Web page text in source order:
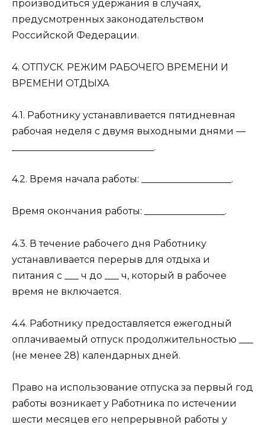
производиться удержания в случаях,
предусмотренных законодательством
Российской Федерации.
4. ОТПУСК. РЕЖИМ РАБОЧЕГО ВРЕМЕНИ И
ВРЕМЕНИ ОТДЫХА
4.1. Работнику устанавливается пятидневная
рабочая неделя с двумя выходными днями —
______________________________.
4.2. Время начала работы: ___________________.
Время окончания работы: _________________.
4.3. В течение рабочего дня Работнику
устанавливается перерыв для отдыха и
питания с ___ ч до ___ ч, который в рабочее
время не включается.
4.4. Работнику предоставляется ежегодный
оплачиваемый отпуск продолжительностью ___
(не менее 28) календарных дней.
Право на использование отпуска за первый год
работы возникает у Работника по истечении
шести месяцев его непрерывной работы у